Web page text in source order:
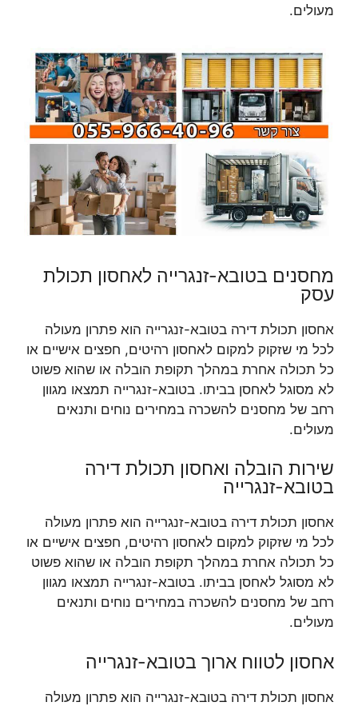
מעולים.
מחסנים בטובא-זנגרייה לאחסון תכולת
עסק
אחסון תכולת דירה בטובא-זנגרייה הוא פתרון מעולה
לכל מי שזקוק למקום לאחסון רהיטים, חפצים אישיים או
כל תכולה אחרת במהלך תקופת הובלה או שהוא פשוט
לא מסוגל לאחסן בביתו. בטובא-זנגרייה תמצאו מגוון
רחב של מחסנים להשכרה במחירים נוחים ותנאים
מעולים.
שירות הובלה ואחסון תכולת דירה
בטובא-זנגרייה
אחסון תכולת דירה בטובא-זנגרייה הוא פתרון מעולה
לכל מי שזקוק למקום לאחסון רהיטים, חפצים אישיים או
כל תכולה אחרת במהלך תקופת הובלה או שהוא פשוט
לא מסוגל לאחסן בביתו. בטובא-זנגרייה תמצאו מגוון
רחב של מחסנים להשכרה במחירים נוחים ותנאים
מעולים.
אחסון לטווח ארוך בטובא-זנגרייה
אחסון תכולת דירה בטובא-זנגרייה הוא פתרון מעולה